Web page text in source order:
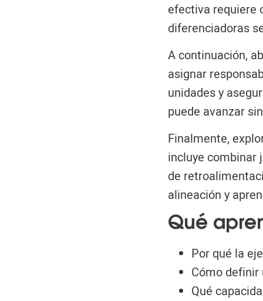
efectiva requiere
diferenciadoras
A continuación,
asignar
unidades y
puede avanzar
Finalmente,
incluye combinar
de
alineación y
Qué
Por qué la
Cómo
Qué